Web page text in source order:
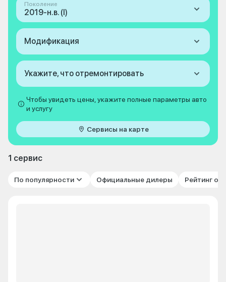
Поколение
2019-н.в. (I)
Модификация
Укажите, что отремонтировать
Чтобы увидеть цены, укажите полные параметры авто
и услугу
Сервисы на карте
1 сервис
По популярности Официальные дилеры Рейтинг